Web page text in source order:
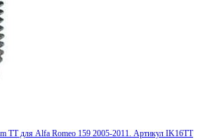
TT для Alfa Romeo 159 2005-2011. Артикул IK16TT